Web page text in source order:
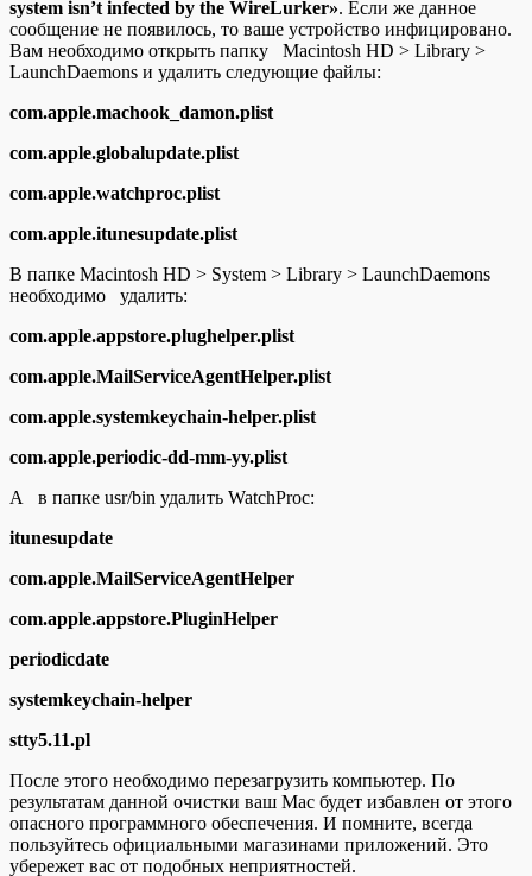
system isn’t infected by the WireLurker». Если же данное
сообщение не появилось, то ваше устройство инфицировано.
Вам необходимо открыть папку Macintosh HD > Library >
LaunchDaemons и удалить следующие файлы:
com.apple.machook_damon.plist
com.apple.globalupdate.plist
com.apple.watchproc.plist
com.apple.itunesupdate.plist
В папке Macintosh HD > System > Library > LaunchDaemons
необходимо удалить:
com.apple.appstore.plughelper.plist
com.apple.MailServiceAgentHelper.plist
com.apple.systemkeychain-helper.plist
com.apple.periodic-dd-mm-yy.plist
А в папке usr/bin удалить WatchProc:
itunesupdate
com.apple.MailServiceAgentHelper
com.apple.appstore.PluginHelper
periodicdate
systemkeychain-helper
stty5.11.pl
После этого необходимо перезагрузить компьютер. По
результатам данной очистки ваш Mac будет избавлен от этого
опасного программного обеспечения. И помните, всегда
пользуйтесь официальными магазинами приложений. Это
убережет вас от подобных неприятностей.